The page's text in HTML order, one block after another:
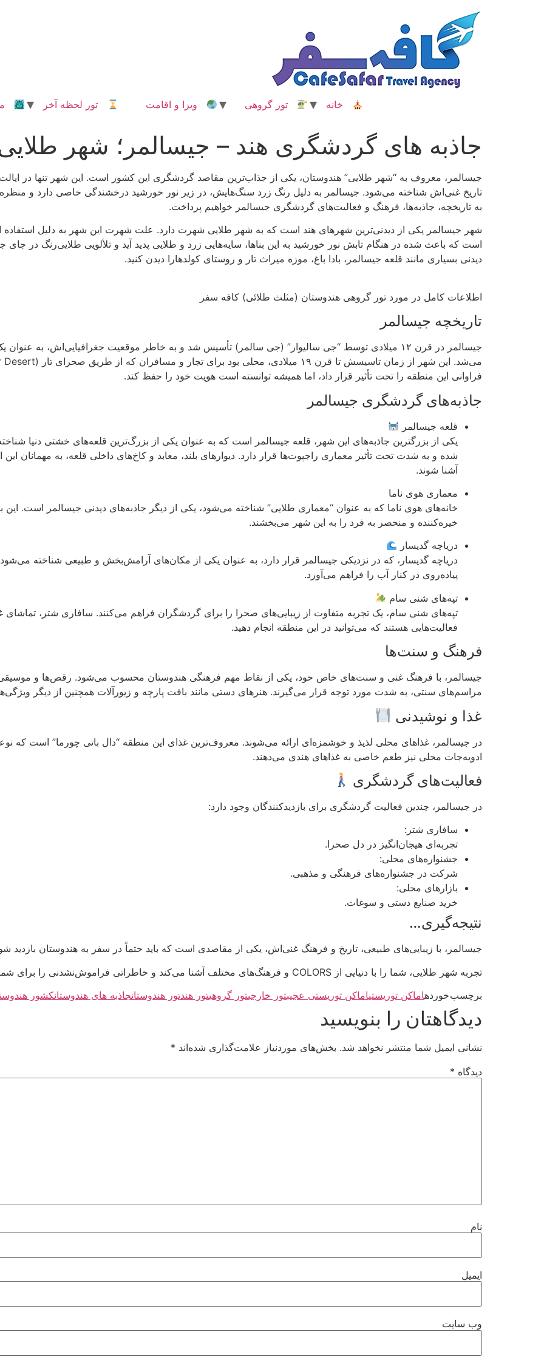
خانه تور گروهی ویزا و اقامت تور لحظه آخر
جاذبه های گردشگری هند – جیسالمر؛ شهر
جیسالمر، معروف به “شهر طلایی” هندوستان، یکی از جذاب‌ترین مقاصد گردشگری این کشور است. این شهر تنها در
تاریخ غنی‌اش شناخته می‌شود. جیسالمر به دلیل رنگ زرد سنگ‌هایش، در زیر نور خورشید درخشندگی خاصی دارد و
به تاریخچه، جاذبه‌ها، فرهنگ و فعالیت‌های گردشگری جیسالمر خواهیم پرداخت.
شهر جیسالمر یکی از دیدنی‌ترین شهرهای هند است که به شهر طلایی شهرت دارد. علت شهرت این شهر به دلیل
است که باعث شده در هنگام تابش نور خورشید به این بناها، سایه‌هایی زرد و طلایی پدید آید و تلألویی طلایی‌رنگ در
دیدنی بسیاری مانند قلعه جیسالمر، بادا باغ، موزه میراث تار و روستای کولدهارا دیدن کنید.
اطلاعات کامل در مورد تور گروهی هندوستان (مثلث طلائی) کافه سفر
تاریخچه جیسالمر
جیسالمر در قرن ۱۲ میلادی توسط “جی سالیوار” (جی سالمر) تأسیس شد و به خاطر موقعیت جغرافیایی‌اش، به
فراوانی این منطقه را تحت تأثیر قرار داد، اما همیشه توانسته است هویت خود را حفظ کند.
جاذبه‌های گردشگری جیسالمر
قلعه جیسالمر
شده و به شدت تحت تأثیر معماری راجپوت‌ها قرار دارد. دیوارهای بلند، معابد و کاخ‌های داخلی قلعه، به مهمانان
آشنا شوند.
معماری هوی ناما
خانه‌های هوی ناما که به عنوان “معماری طلایی” شناخته می‌شود، یکی از دیگر جاذبه‌های دیدنی جیسالمر است. این
خیره‌کننده و منحصر به فرد را به این شهر می‌بخشند.
دریاچه گدیسار
دریاچه گدیسار، که در نزدیکی جیسالمر قرار دارد، به عنوان یکی از مکان‌های آرامش‌بخش و طبیعی شناخته
پیاده‌روی در کنار آب را فراهم می‌آورد.
تپه‌های شنی سام
تپه‌های شنی سام، یک تجربه متفاوت از زیبایی‌های صحرا را برای گردشگران فراهم می‌کنند. سافاری شتر،
فعالیت‌هایی هستند که می‌توانید در این منطقه انجام دهید.
فرهنگ و سنت‌ها
جیسالمر، با فرهنگ غنی و سنت‌های خاص خود، یکی از نقاط مهم فرهنگی هندوستان محسوب می‌شود. رقص‌ها و
مراسم‌های سنتی، به شدت مورد توجه قرار می‌گیرند. هنرهای دستی مانند بافت پارچه و زیورآلات همچنین از دیگر
غذا و نوشیدنی
در جیسالمر، غذاهای محلی لذیذ و خوشمزه‌ای ارائه می‌شوند. معروف‌ترین غذای این منطقه “دال باتی چورما” است که
ادویه‌جات محلی نیز طعم خاصی به غذاهای هندی می‌دهند.
فعالیت‌های گردشگری
در جیسالمر، چندین فعالیت گردشگری برای بازدیدکنندگان وجود دارد:
سافاری شتر:
تجربه‌ای هیجان‌انگیز در دل صحرا.
جشنواره‌های محلی:
شرکت در جشنواره‌های فرهنگی و مذهبی.
بازارهای محلی:
خرید صنایع دستی و سوغات.
نتیجه‌گیری…
جیسالمر، با زیبایی‌های طبیعی، تاریخ و فرهنگ غنی‌اش، یکی از مقاصدی است که باید حتماً در سفر به هندوستان بازدید
تجربه شهر طلایی، شما را با دنیایی از COLORS و فرهنگ‌های مختلف آشنا می‌کند و خاطراتی فراموش‌نشدنی را برای شما به ارمغان می‌آورد.
برچسب خوردهاماکن توریستیاماکن توریستی عجیبتور خارجیتور گروهیتور هندتور هندوستانجاذبه های هندوستانکشور
دیدگاهتان را بنویسید
نشانی ایمیل شما منتشر نخواهد شد. بخش‌های موردنیاز علامت‌گذاری شده‌اند *
دیدگاه *
نام
ایمیل
وب‌ سایت